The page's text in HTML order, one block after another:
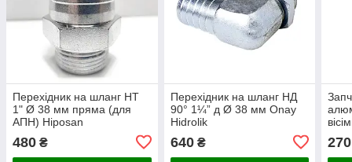
Перехідник на шланг НТ
1" Ø 38 мм пряма (для
АПН) Hiposan
480 ₴
Перехідник на шланг НД
90° 1¼” д Ø 38 мм Onay
Hidrolik
640₴ 270